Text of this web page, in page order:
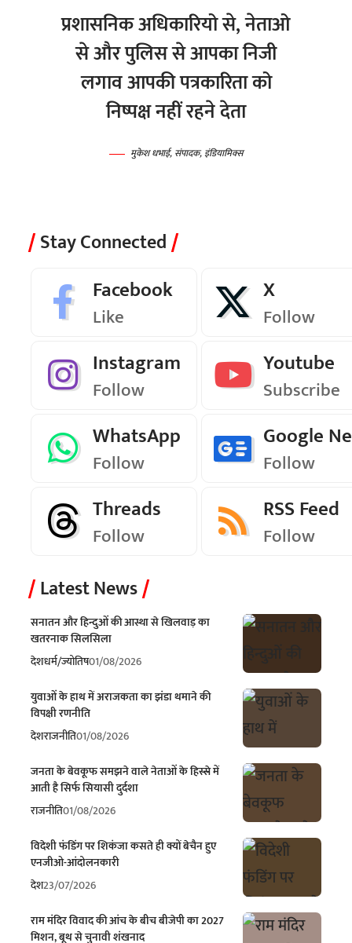
प्रशासनिक अधिकारियो से, नेताओ
से और पुलिस से आपका निजी
लगाव आपकी पत्रकारिता को
निष्पक्ष नहीं रहने देता
मुकेश धभाई, संपादक, इंडियामिक्स
Stay Connected
Facebook
Like
X
Follow
Instagram
Follow
Youtube
Subscribe
WhatsApp
Follow
Google
Follow
Threads
Follow
RSS Feed
Follow
Latest News
सनातन और हिन्दुओं की आस्था से खिलवाड़ का
खतरनाक सिलसिला
देशधर्म/ज्योतिष01/08/2026
युवाओं के हाथ में अराजकता का झंडा थमाने की
विपक्षी रणनीति
देशराजनीति01/08/2026
जनता के बेवकूफ समझने वाले नेताओं के हिस्से में
आती है सिर्फ सियासी दुर्दशा
राजनीति01/08/2026
विदेशी फंडिंग पर शिकंजा कसते ही क्यों बेचैन हुए
एनजीओ-आंदोलनकारी
देश23/07/2026
राम मंदिर विवाद की आंच के बीच बीजेपी का 2027
मिशन, बूथ से चुनावी शंखनाद